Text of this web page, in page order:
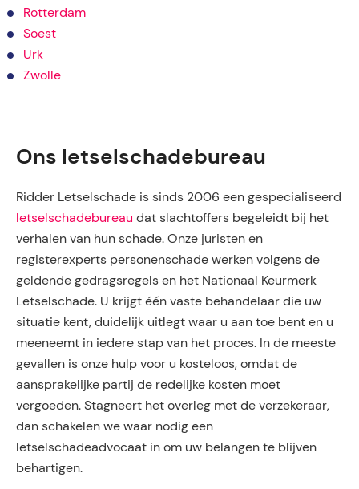
Rotterdam
Soest
Urk
Zwolle
Ons letselschadebureau
Ridder Letselschade is sinds 2006 een gespecialiseerd
letselschadebureau dat slachtoffers begeleidt bij het
verhalen van hun schade. Onze juristen en
registerexperts personenschade werken volgens de
geldende gedragsregels en het Nationaal Keurmerk
Letselschade. U krijgt één vaste behandelaar die uw
situatie kent, duidelijk uitlegt waar u aan toe bent en u
meeneemt in iedere stap van het proces. In de meeste
gevallen is onze hulp voor u kosteloos, omdat de
aansprakelijke partij de redelijke kosten moet
vergoeden. Stagneert het overleg met de verzekeraar,
dan schakelen we waar nodig een
letselschadeadvocaat in om uw belangen te blijven
behartigen.